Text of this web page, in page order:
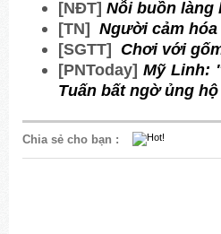
[NĐT] Nỗi buồn làng
[TN] Người cảm
[SGTT] Chơi với
[PNToday] Mỹ Linh:
Tuấn bất ngờ ủng
Chia sẻ cho bạn :